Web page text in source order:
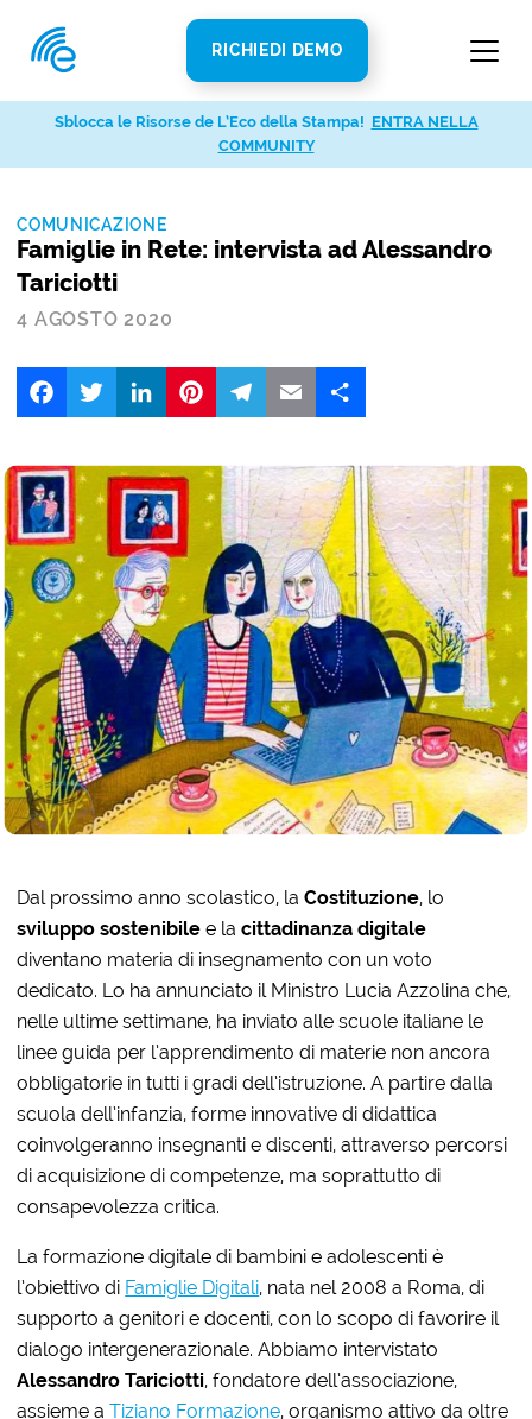
RICHIEDI DEMO
COMUNICAZIONE
Famiglie in Rete: intervista ad Alessandro
Tariciotti
4 AGOSTO 2020
FacebookTwitter LinkedIn
Dal prossimo anno scolastico, laCostituzione, lo
sviluppo sostenibilee lacittadinanza digitale
diventano materia di insegnamento con un voto
dedicato. Lo ha annunciato il Ministro Lucia Azzolina che,
nelle ultime settimane, ha inviato alle scuole italiane le
linee guida per l’apprendimento di materie non ancora
obbligatorie in tutti i gradi dell’istruzione. A partire dalla
scuola dell’infanzia, forme innovative di didattica
coinvolgeranno insegnanti e discenti, attraverso percorsi
di acquisizione di competenze, ma soprattutto di
consapevolezza critica.
La formazione digitale di bambini e adolescenti è
l’obiettivo di Famiglie Digitali, nata nel 2008 a Roma, di
supporto a genitori e docenti, con lo scopo di favorire il
dialogo intergenerazionale. Abbiamo intervistato
Alessandro Tariciotti, fondatore dell’associazione,
assieme aTiziano Formazione, organismo attivo da oltre
Sblocca le Risorse de L’Eco della Stampa! ENTRA NELLA
COMMUNITY